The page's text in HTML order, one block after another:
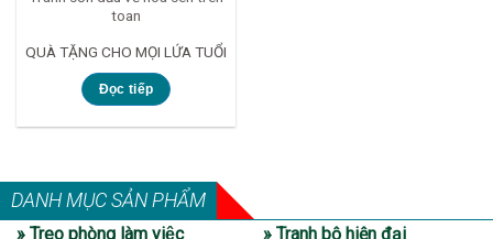
toan
QUÀ TẶNG CHO MỌI LỨA TUỔI
Đọc tiếp
DANH MỤC SẢN PHẨM
» Treo phòng làm việc
» Tranh bộ hiện đại